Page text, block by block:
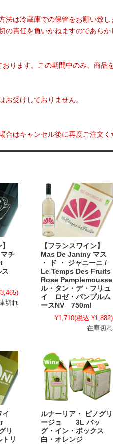
法は冷蔵庫での保管をお願い致
責任を負いかねますのであらか
ります。この期間中のみ、商品
お受けしておりません。
はキャンセル後に再度ご注文く
チ
ス
切れ
【フランスワイン】
Mas De Janiny マス
・ ド ・ ジャニーニ /
Le Temps Des Fruits
Rose Pamplemousse
ル・タン・デ・フリュ
イ ロゼ・パンプルム
ースNV 750ml
¥1,710(税込 ¥1,882)
在庫切れ
イ
リ
トリ
ルナーリア・ ピノグリ
ージョ 3L バッ
グ・イン・ボックス
白・オレンジ